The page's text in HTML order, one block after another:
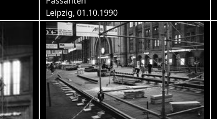
Leipzig, 01.10.1990